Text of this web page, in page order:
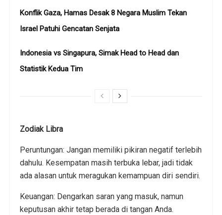
Konflik Gaza, Hamas Desak 8 Negara Muslim Tekan
Israel Patuhi Gencatan Senjata
Indonesia vs Singapura, Simak Head to Head dan
Statistik Kedua Tim
Zodiak Libra
Peruntungan: Jangan memiliki pikiran negatif terlebih
dahulu. Kesempatan masih terbuka lebar, jadi tidak
ada alasan untuk meragukan kemampuan diri sendiri.
Keuangan: Dengarkan saran yang masuk, namun
keputusan akhir tetap berada di tangan Anda.